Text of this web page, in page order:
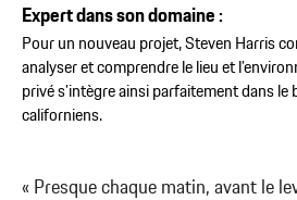
Expert dans son domaine :
Pour un nouveau projet, Steven Harris
analyser et comprendre le lieu et
privé s’intègre ainsi parfaitement dans
californiens.
« Presque chaque matin, avant le